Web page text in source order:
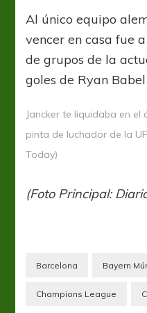
Al único equipo
vencer en casa fue
de grupos de la
goles de Ryan
Jancker te liquidaba en
pinta de luchador de la
Today)
(Foto Principal:
Barcelona Bayern
Champions League